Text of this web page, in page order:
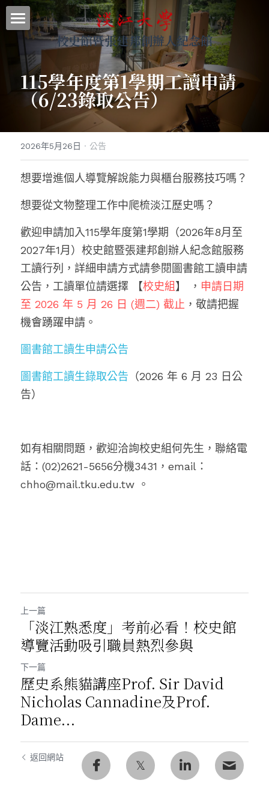
校史館暨張建邦創辦人紀念館
最新消息
關於本館
參觀導覽
展示資料
網站地圖
｜回首頁
｜圖書館
｜淡江大學
搜索
115學年度第1學期工讀申請
（6/23錄取公告）
2026年5月26日 · 公告
想要增進個人導覽解說能力與櫃台服務技巧嗎？
想要從文物整理工作中爬梳淡江歷史嗎？
歡迎申請加入115學年度第1學期（2026年8月至
2027年1月）校史館暨張建邦創辦人紀念館服務
工讀行列，詳細申請方式請參閱圖書館工讀申請
公告，工讀單位請選擇 【校史組】 ， 申請日期
至 2026 年 5 月 26 日 (週二) 截止 ，敬請把握
機會踴躍申請。
圖書館工讀生申請公告
圖書館工讀生錄取公告 （2026 年 6 月 23 日公
告）
如有相關問題，歡迎洽詢校史組何先生，聯絡電
話：(02)2621-5656分機3431，email：
chho@mail.tku.edu.tw 。
上一篇
「淡江熟悉度」考前必看！校史館
導覽活動吸引職員熱烈參與
下一篇
歷史系熊貓講座Prof. Sir David
Nicholas Cannadine及Prof.
Dame...
返回網站